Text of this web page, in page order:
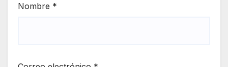
Nombre *